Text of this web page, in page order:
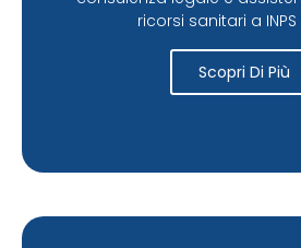
ricorsi sanitari a INPS
Scopri Di Più